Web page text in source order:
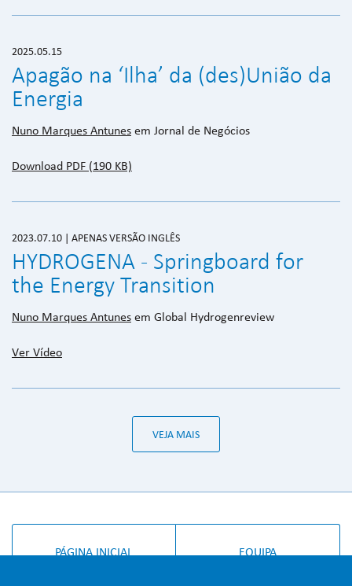
2025.05.15
Apagão na ‘Ilha’ da (des)União da
Energia
Nuno Marques Antunesem Jornal de Negócios
Download PDF (190 KB)
2023.07.10 | APENAS VERSÃO INGLÊS
HYDROGENA - Springboard for
the Energy Transition
Nuno Marques Antunesem Global Hydrogenreview
Ver Vídeo
VEJA MAIS
PÁGINA INICIAL EQUIPA